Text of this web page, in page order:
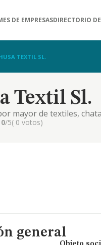
DE EMPRESASDIRECTORIO
TEXTIL SL.
Textil Sl.
mayor de textiles,
0/5( 0 votos)
general